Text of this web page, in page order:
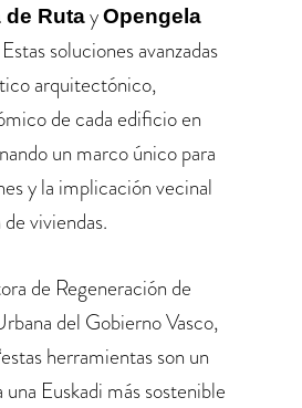
de RutayOpengela
soluciones avanzadas
arquitectónico,
de cada edificio en
un marco único para
y la implicación vecinal
viviendas.
de Regeneración de
del Gobierno Vasco,
herramientas son un
Euskadi más sostenible